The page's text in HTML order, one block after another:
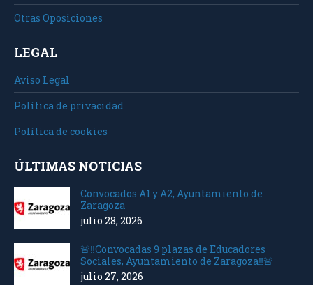
Otras Oposiciones
LEGAL
Aviso Legal
Política de privacidad
Política de cookies
ÚLTIMAS NOTICIAS
Convocados A1 y A2, Ayuntamiento de
Zaragoza
julio 28, 2026
🚨‼️Convocadas 9 plazas de Educadores
Sociales, Ayuntamiento de Zaragoza‼️🚨
julio 27, 2026